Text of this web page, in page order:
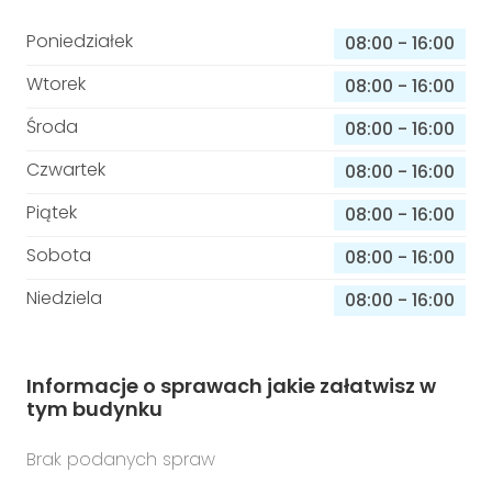
Poniedziałek 08:00 - 16:00
Wtorek
08:00 - 16:00
Środa
08:00 - 16:00
Czwartek
08:00 - 16:00
Piątek
08:00 - 16:00
Sobota
08:00 - 16:00
Niedziela
08:00 - 16:00
Informacje o sprawach jakie załatwisz w
tym budynku
Brak podanych spraw